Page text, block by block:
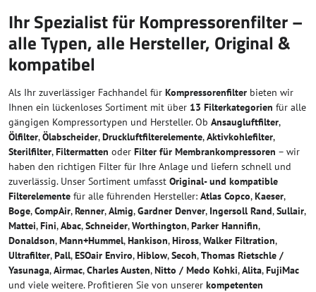
Ihr Spezialist für Kompressorenfilter –
alle Typen, alle Hersteller, Original &
kompatibel
Als Ihr zuverlässiger Fachhandel für Kompressorenfilter bieten wir
Ihnen ein lückenloses Sortiment mit über 13 Filterkategorien für alle
gängigen Kompressortypen und Hersteller. Ob Ansaugluftfilter,
Ölfilter,Ölabscheider,Druckluftfilterelemente,Aktivkohlefilter,
Sterilfilter,Filtermatten oder Filter für Membrankompressoren – wir
haben den richtigen Filter für Ihre Anlage und liefern schnell und
zuverlässig. Unser Sortiment umfasst Original- und kompatible
Filterelemente für alle führenden Hersteller: Atlas Copco,Kaeser,
Boge,CompAir,Renner,Almig,Gardner Denver, Ingersoll Rand,Sullair,
Mattei,Fini,Abac,Schneider,Worthington,Parker Hannifin,
Donaldson,Mann+Hummel,Hankison,Hiross,Walker Filtration,
Ultrafilter,Pall,ESOair Enviro,Hiblow,Secoh,Thomas Rietschle /
Yasunaga,Airmac,Charles Austen,Nitto / Medo Kohki,Alita,FujiMac
und viele weitere. Profitieren Sie von unserer kompetenten